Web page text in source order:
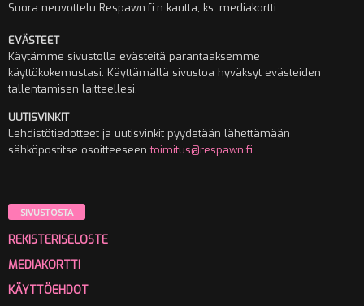
Suora neuvottelu Respawn.fi:n kautta, ks. mediakortti
EVÄSTEET
Käytämme sivustolla evästeitä parantaaksemme
käyttökokemustasi. Käyttämällä sivustoa hyväksyt evästeiden
tallentamisen laitteellesi.
UUTISVINKIT
Lehdistötiedotteet ja uutisvinkit pyydetään lähettämään
sähköpostitse osoitteeseentoimitus@respawn.fi
SIVUSTOSTA
REKISTERISELOSTE
MEDIAKORTTI
KÄYTTÖEHDOT